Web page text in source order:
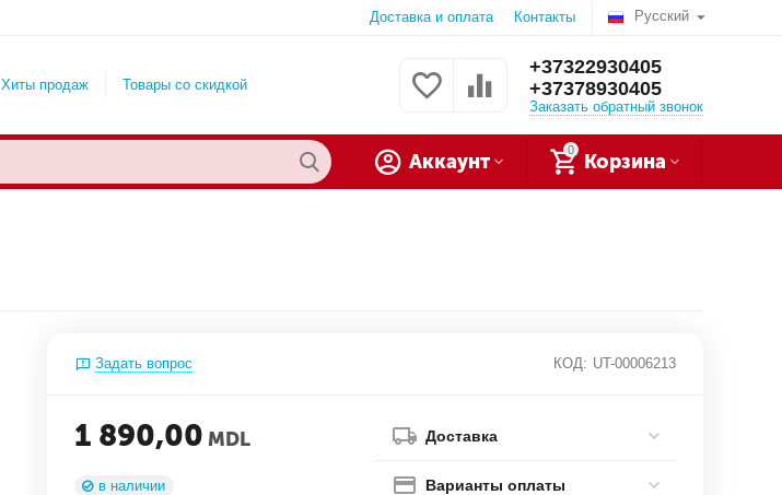
Русский
Доставка и оплата Контакты
Хиты продаж Товары со скидкой
+37322930405
+37378930405
Заказать обратный звонок
0
Корзина
Аккаунт
Задать вопрос КОД: UT-00006213
1 890,00 MDL
в наличии
Доставка
Варианты оплаты